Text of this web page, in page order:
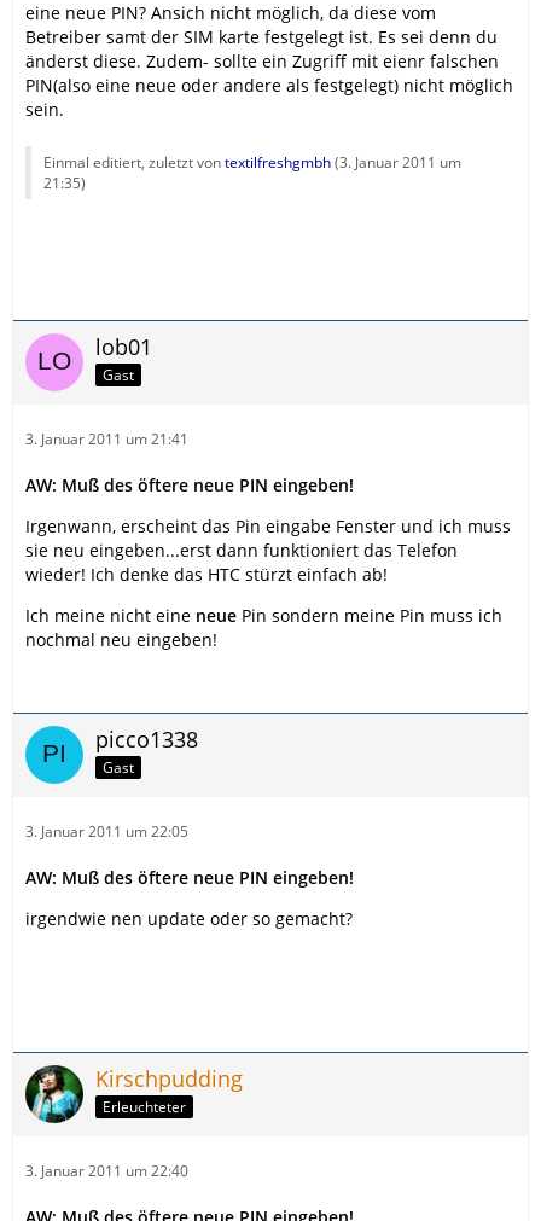
eine neue PIN? Ansich nicht möglich, da diese vom
Betreiber samt der SIM karte festgelegt ist. Es sei denn du
änderst diese. Zudem- sollte ein Zugriff mit eienr falschen
PIN(also eine neue oder andere als festgelegt) nicht möglich
sein.
Einmal editiert, zuletzt vontextilfreshgmbh(3. Januar 2011 um
21:35)
lob01
Gast
3. Januar 2011 um 21:41
AW: Muß des öftere neue PIN eingeben!
Irgenwann, erscheint das Pin eingabe Fenster und ich muss
sie neu eingeben...erst dann funktioniert das Telefon
wieder! Ich denke das HTC stürzt einfach ab!
Ich meine nicht eine neue Pin sondern meine Pin muss ich
nochmal neu eingeben!
picco1338
Gast
3. Januar 2011 um 22:05
AW: Muß des öftere neue PIN eingeben!
irgendwie nen update oder so gemacht?
Kirschpudding
Erleuchteter
3. Januar 2011 um 22:40